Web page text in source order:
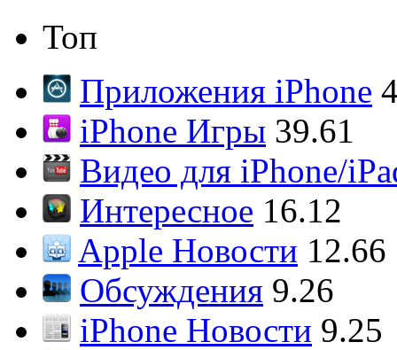
Топ
Приложения iPhone
iPhone Игры 39.61
Видео для iPhone/
Интересное 16.12
Apple Новости 12.66
Обсуждения 9.26
iPhone Новости 9.25